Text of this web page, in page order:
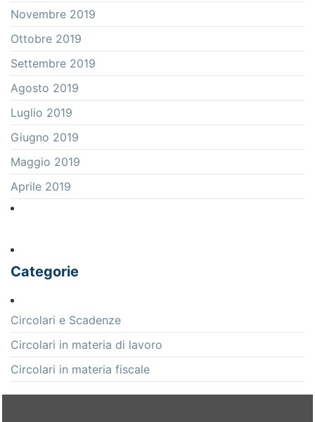
Novembre 2019
Ottobre 2019
Settembre 2019
Agosto 2019
Luglio 2019
Giugno 2019
Maggio 2019
Aprile 2019
Categorie
Circolari e Scadenze
Circolari in materia di lavoro
Circolari in materia fiscale